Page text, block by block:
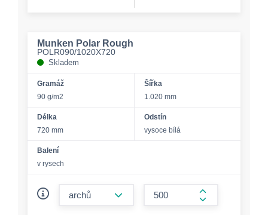
Munken Polar Rough
POLR090/1020X720
Skladem
Gramáž
90 g/m2
Šířka
1.020 mm
Délka
720 mm
Odstín
vysoce bílá
Balení
v rysech
form.increase-